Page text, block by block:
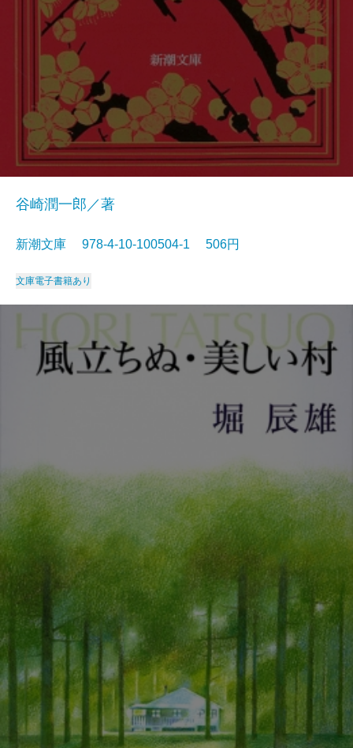
谷崎潤一郎／著
新潮文庫 978-4-10-100504-1 506円
文庫電子書籍あり